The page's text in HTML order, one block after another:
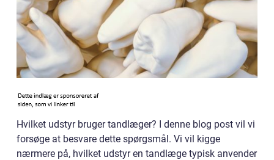
Hvilket udstyr bruger tandlæger? I denne blog post vil vi
forsøge at besvare dette spørgsmål. Vi vil kigge
nærmere på, hvilket udstyr en tandlæge typisk anvender